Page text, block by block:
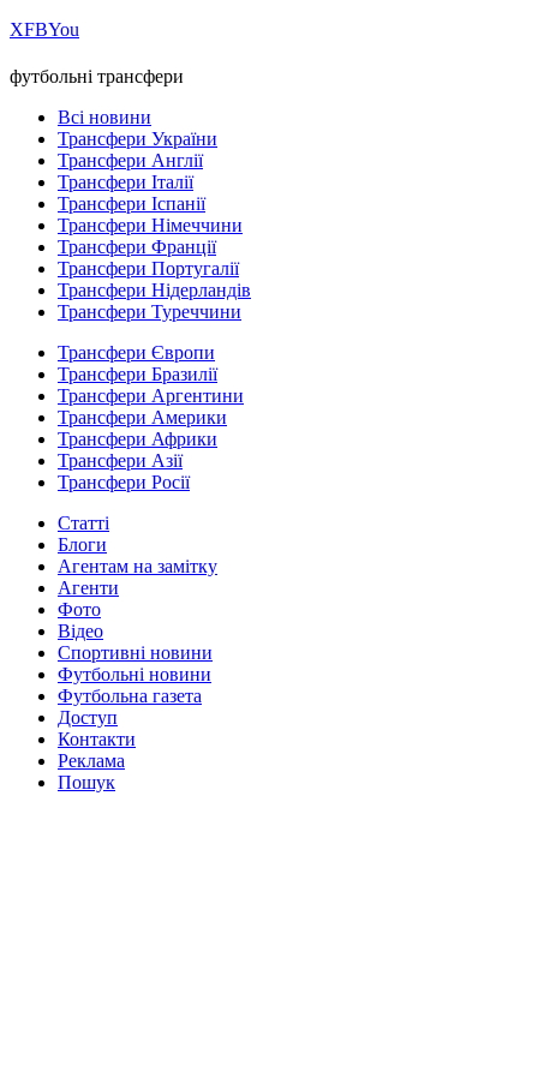
ХFBYou
футбольні трансфери
Всі новини
Трансфери України
Трансфери Англії
Трансфери Італії
Трансфери Іспанії
Трансфери Німеччини
Трансфери Франції
Трансфери Португалії
Трансфери Нідерландів
Трансфери Туреччини
Трансфери Європи
Трансфери Бразилії
Трансфери Аргентини
Трансфери Америки
Трансфери Африки
Трансфери Азії
Трансфери Росії
Статті
Блоги
Агентам на замітку
Агенти
Фото
Відео
Спортивні новини
Футбольні новини
Футбольна газета
Доступ
Контакти
Реклама
Пошук